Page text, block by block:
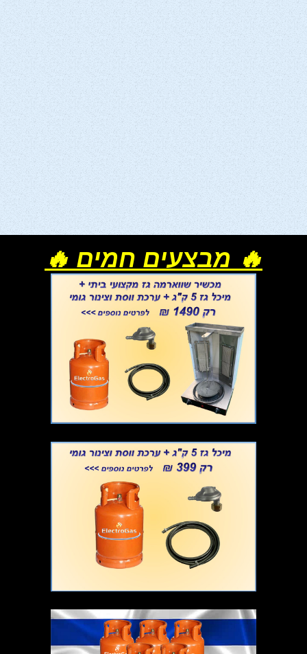
🔥 מבצעים חמים 🔥